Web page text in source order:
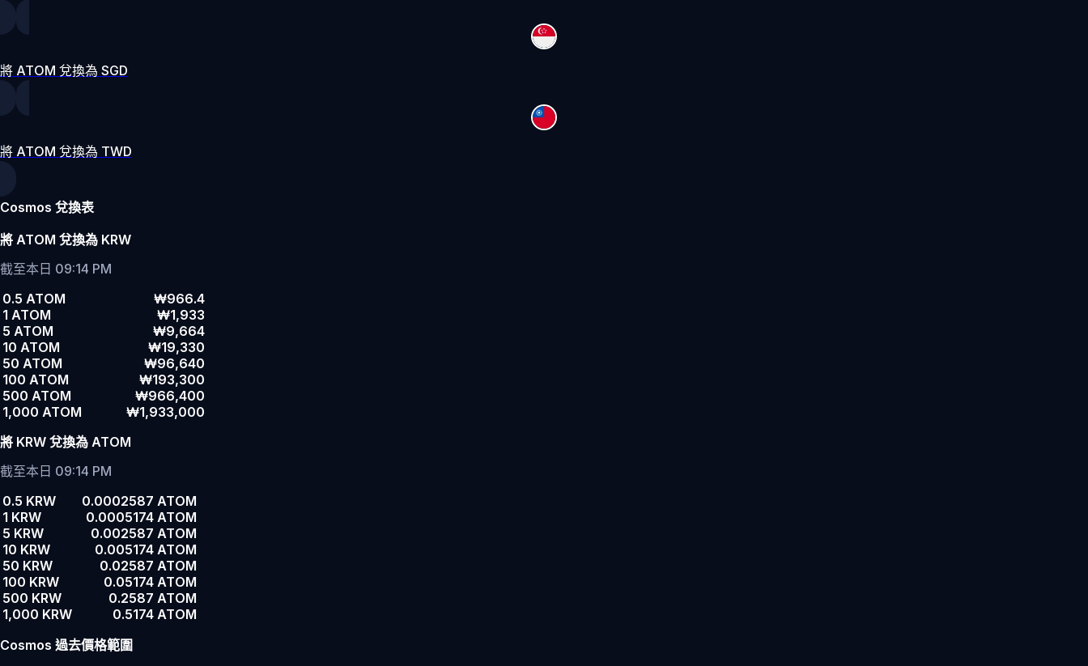
將 ATOM 兌換為 SGD
將 ATOM 兌換為 TWD
Cosmos 兌換表
將 ATOM 兌換為 KRW
截至本日 09:14 PM
0.5 ATOM
₩966.4
1 ATOM
₩1,933
5 ATOM
₩9,664
10 ATOM
₩19,330
50 ATOM
₩96,640
100 ATOM
₩193,300
500 ATOM
₩966,400
1,000 ATOM
₩1,933,000
將 KRW 兌換為 ATOM
截至本日 09:14 PM
0.5 KRW
0.0002587 ATOM
1 KRW
0.0005174 ATOM
5 KRW
0.002587 ATOM
10 KRW
0.005174 ATOM
50 KRW
0.02587 ATOM
100 KRW
0.05174 ATOM
500 KRW
0.2587 ATOM
1,000 KRW
0.5174 ATOM
Cosmos 過去價格範圍